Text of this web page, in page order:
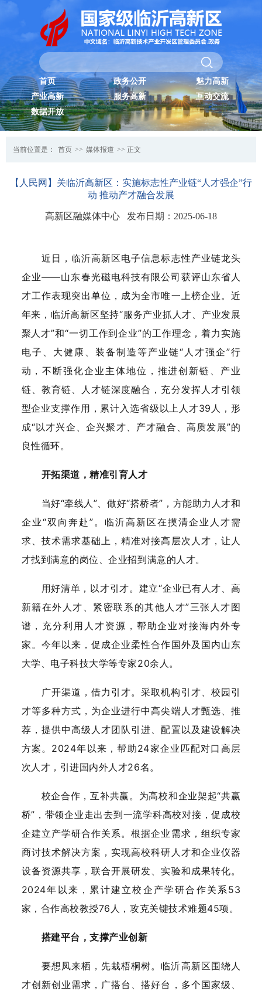
首页 政务公开
魅力高新
产业高新
服务高新
互动交流
数据开放
当前位置是： 首页 >> 媒体报道 >> 正文
【人民网】关临沂高新区：实施标志性产业链“人才强企”行
动 推动产才融合发展
高新区融媒体中心 发布日期：2025-06-18
近日，临沂高新区电子信息标志性产业链龙头
企业——山东春光磁电科技有限公司获评山东省人
才工作表现突出单位，成为全市唯一上榜企业。近
年来，临沂高新区坚持“服务产业抓人才、产业发展
聚人才”和“一切工作到企业”的工作理念，着力实施
电子、大健康、装备制造等产业链“人才强企”行
动，不断强化企业主体地位，推进创新链、产业
链、教育链、人才链深度融合，充分发挥人才引领
型企业支撑作用，累计入选省级以上人才39人，形
成“以才兴企、企兴聚才、产才融合、高质发展”的
良性循环。
开拓渠道，精准引育人才
当好“牵线人”、做好“搭桥者”，方能助力人才和
企业“双向奔赴”。临沂高新区在摸清企业人才需
求、技术需求基础上，精准对接高层次人才，让人
才找到满意的岗位、企业招到满意的人才。
用好清单，以才引才。建立“企业已有人才、高
新籍在外人才、紧密联系的其他人才”三张人才图
谱，充分利用人才资源，帮助企业对接海内外专
家。今年以来，促成企业柔性合作国外及国内山东
大学、电子科技大学等专家20余人。
广开渠道，借力引才。采取机构引才、校园引
才等多种方式，为企业进行中高尖端人才甄选、推
荐，提供中高级人才团队引进、配置以及建设解决
方案。2024年以来，帮助24家企业匹配对口高层
次人才，引进国内外人才26名。
校企合作，互补共赢。为高校和企业架起“共赢
桥”，带领企业走出去到一流学科高校对接，促成校
企建立产学研合作关系。根据企业需求，组织专家
商讨技术解决方案，实现高校科研人才和企业仪器
设备资源共享，联合开展研发、实验和成果转化。
2024年以来，累计建立校企产学研合作关系53
家，合作高校教授76人，攻克关键技术难题45项。
搭建平台，支撑产业创新
要想凤来栖，先栽梧桐树。临沂高新区围绕人
才创新创业需求，广搭台、搭好台，多个国家级、